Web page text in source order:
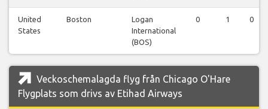
United
States
Boston
Logan
International
(BOS)
0 1 0
Veckoschemalagda flyg från Chicago O'Hare
Flygplats som drivs av Etihad Airways